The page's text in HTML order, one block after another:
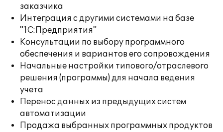
заказчика
Интеграция с другими системами на базе
"1С:Предприятия"
Консультации по выбору программного
обеспечения и вариантов его сопровождения
Начальные настройки типового/отраслевого
решения (программы) для начала ведения
учета
Перенос данных из предыдущих систем
автоматизации
Продажа выбранных программных продуктов